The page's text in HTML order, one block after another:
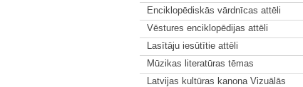
Enciklopēdiskās vārdnīcas attēli
Vēstures enciklopēdijas attēli
Lasītāju iesūtītie attēli
Mūzikas literatūras tēmas
Latvijas kultūras kanona Vizuālās